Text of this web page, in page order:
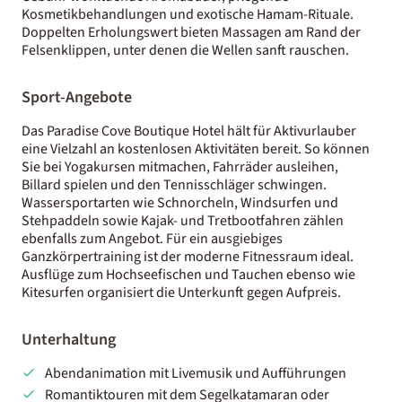
Kosmetikbehandlungen und exotische Hamam-Rituale.
Doppelten Erholungswert bieten Massagen am Rand der
Felsenklippen, unter denen die Wellen sanft rauschen.
Sport-Angebote
Das Paradise Cove Boutique Hotel hält für Aktivurlauber
eine Vielzahl an kostenlosen Aktivitäten bereit. So können
Sie bei Yogakursen mitmachen, Fahrräder ausleihen,
Billard spielen und den Tennisschläger schwingen.
Wassersportarten wie Schnorcheln, Windsurfen und
Stehpaddeln sowie Kajak- und Tretbootfahren zählen
ebenfalls zum Angebot. Für ein ausgiebiges
Ganzkörpertraining ist der moderne Fitnessraum ideal.
Ausflüge zum Hochseefischen und Tauchen ebenso wie
Kitesurfen organisiert die Unterkunft gegen Aufpreis.
Unterhaltung
Abendanimation mit Livemusik und Aufführungen
Romantiktouren mit dem Segelkatamaran oder